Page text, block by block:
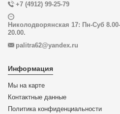
+7 (4912) 99-25-79
Николодворянская 17: Пн-Суб
20.00.
palitra62@yandex.ru
Информация
Мы на карте
Контактные данные
Политика конфиденциальности